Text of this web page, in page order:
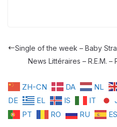
Single of the week – Baby
News Littéraires – R.E.M.
ZH-CN DA NL
DE
EL IS IT
PT
RO RU ES